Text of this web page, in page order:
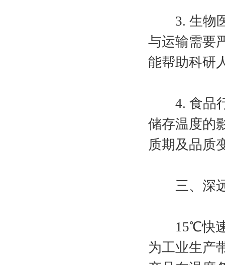
3. 生物医
与运输需要
能帮助科研
4. 食品行
储存温度的
质期及品质
三、深远
15℃快速
为工业生产